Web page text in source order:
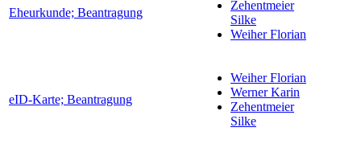
Eheurkunde; Beantragung
Zehentmeier
Silke
Weiher Florian
eID-Karte; Beantragung
Weiher Florian
Werner Karin
Zehentmeier
Silke